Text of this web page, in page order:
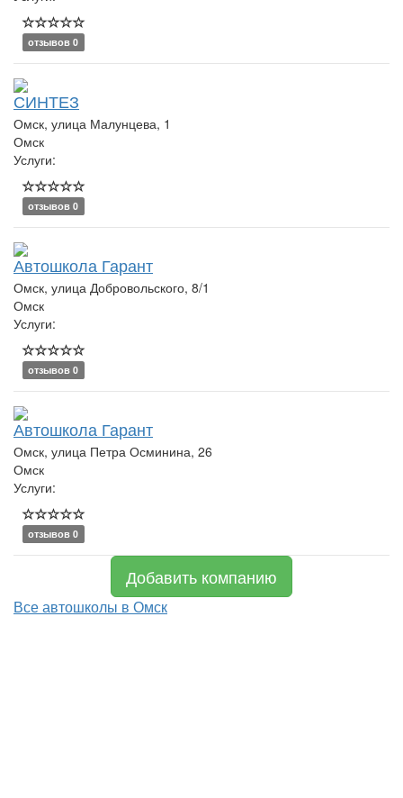
отзывов 0
СИНТЕЗ
Омск, улица Малунцева, 1
Омск
Услуги:
отзывов 0
Автошкола Гарант
Омск, улица Добровольского, 8/1
Омск
Услуги:
отзывов 0
Автошкола Гарант
Омск, улица Петра Осминина, 26
Омск
Услуги:
отзывов 0
Добавить компанию
Все автошколы в Омск